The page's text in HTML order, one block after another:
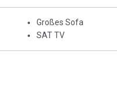
Großes Sofa
SAT TV